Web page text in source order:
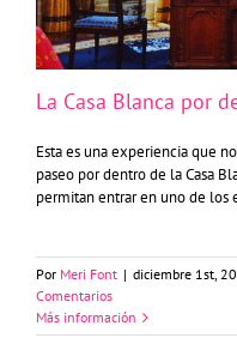
La Casa Blanca por
Esta es una experiencia que
paseo por dentro de la Casa
permitan entrar en uno de los
Por Meri Font | diciembre 1st,
Comentarios
Más información